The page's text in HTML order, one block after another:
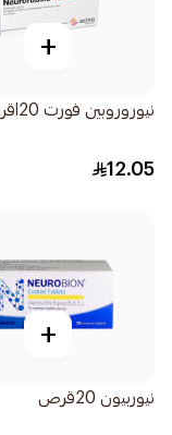
+
نيوروروبين فورت 20اقراص
12.05
+
نيوربيون 20قرص